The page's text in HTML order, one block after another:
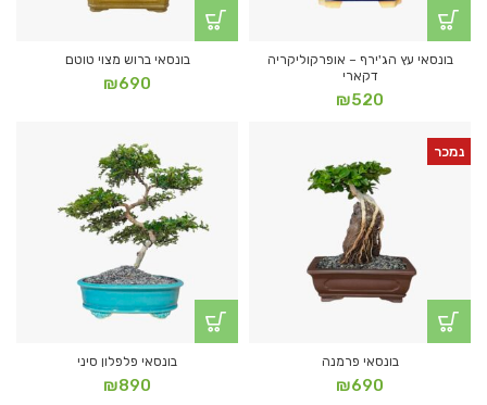
בונסאי עץ הג'ירף – אופרקוליקריה
דקארי
₪520
בונסאי ברוש מצוי טוטם
₪690
נמכר
בונסאי פרמנה
₪690
בונסאי פלפלון סיני
₪890